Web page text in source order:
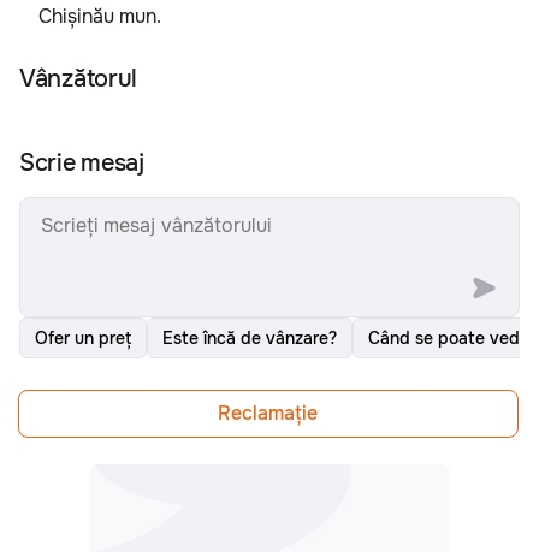
Chișinău mun.
Vânzătorul
Scrie mesaj
Ofer un preț Este încă de vânzare? Când se poate
Reclamațiе